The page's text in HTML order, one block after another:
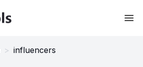
> influencers